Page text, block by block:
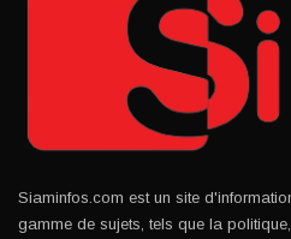
Siaminfos.com est un site
gamme de sujets, tels que la